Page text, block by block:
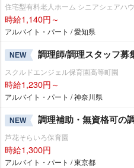
住宅型有料老人ホーム シニアシェアハ
時給1,140円～
アルバイト・パート / 愛知県
NEW 調理師/調理スタッフ募
スクルドエンジェル保育園高等町園
時給1,230円～
アルバイト・パート / 神奈川県
NEW 調理補助・無資格可の
芦花そらいろ保育園
時給1,300円
アルバイト・パート / 東京都